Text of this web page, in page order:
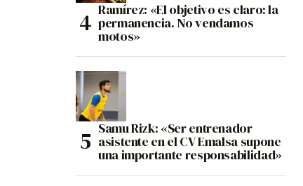
Ramírez: «El objetivo es claro: la
permanencia. No vendamos
motos»
Samu Rizk: «Ser entrenador
asistente en el CV Emalsa supone
una importante responsabilidad»